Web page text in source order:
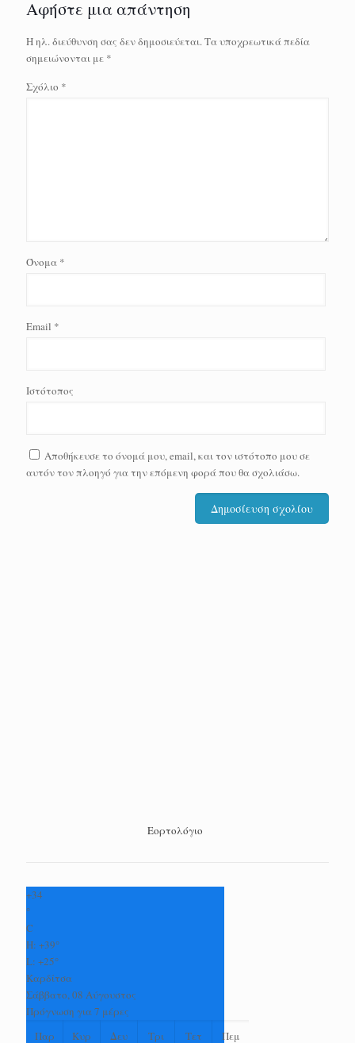
Αφήστε μια απάντηση
Η ηλ. διεύθυνση σας δεν δημοσιεύεται.Τα υποχρεωτικά πεδία
σημειώνονται με *
Σχόλιο *
Όνομα *
Email *
Ιστότοπος
Αποθήκευσε το όνομά μου, email, και τον ιστότοπο μου σε
αυτόν τον πλοηγό για την επόμενη φορά που θα σχολιάσω.
Εορτολόγιο
+34
°
C
H: +39°
L: +25°
Καρδίτσα
Σάββατο, 08 Αύγουστος
Πρόγνωση για 7 μέρες
Παρ
Κυρ Δευ Τρι Τετ Πεμ